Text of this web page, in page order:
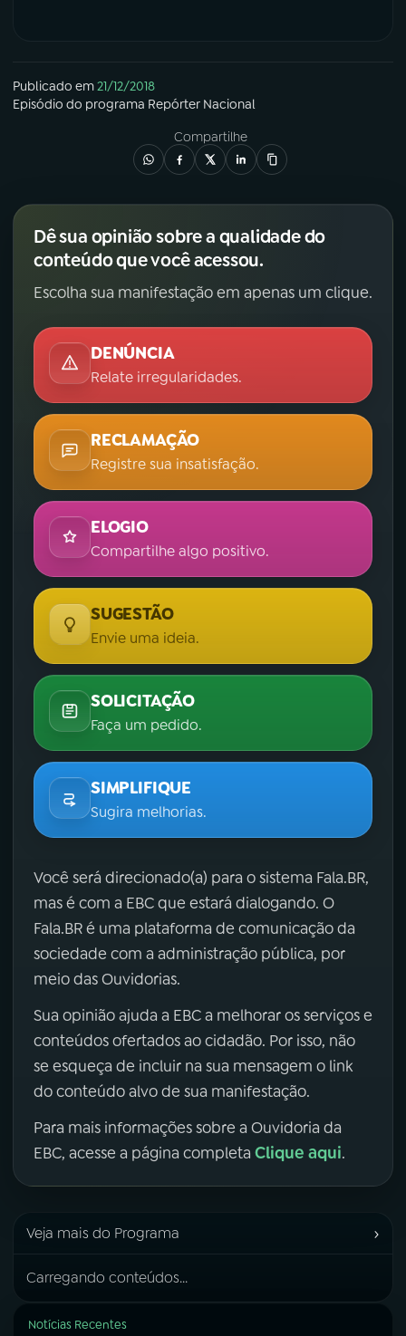
Publicado em21/12/2018
Episódio do programa Repórter Nacional
Compartilhe
Dê sua opinião sobre a qualidade do
conteúdo que você acessou.
Escolha sua manifestação em apenas um clique.
DENÚNCIA
Relate irregularidades.
RECLAMAÇÃO
Registre sua insatisfação.
ELOGIO
Compartilhe algo positivo.
SUGESTÃO
Envie uma ideia.
SOLICITAÇÃO
Faça um pedido.
SIMPLIFIQUE
Sugira melhorias.
Você será direcionado(a) para o sistema Fala.BR,
mas é com a EBC que estará dialogando. O
Fala.BR é uma plataforma de comunicação da
sociedade com a administração pública, por
meio das Ouvidorias.
Sua opinião ajuda a EBC a melhorar os serviços e
conteúdos ofertados ao cidadão. Por isso, não
se esqueça de incluir na sua mensagem o link
do conteúdo alvo de sua manifestação.
Para mais informações sobre a Ouvidoria da
EBC, acesse a página completa Clique aqui.
Veja mais do Programa ›
Carregando conteúdos...
Notícias Recentes